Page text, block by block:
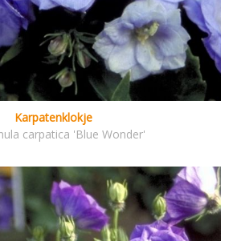
Karpatenklokje
carpatica 'Blue Wonder'